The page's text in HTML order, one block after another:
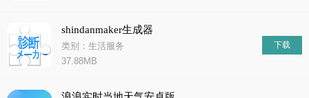
shindanmaker生成器
类别：生活服务
37.88MB
下载